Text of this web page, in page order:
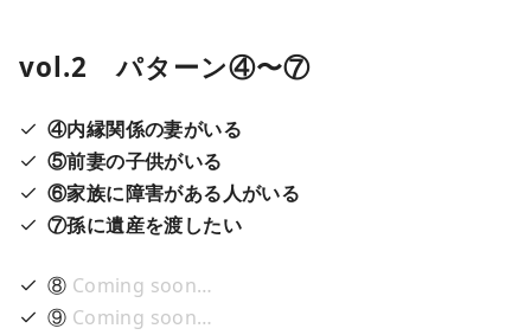
vol.2 パターン④〜⑦
④内縁関係の妻がいる
⑤前妻の子供がいる
⑥家族に障害がある人がいる
⑦孫に遺産を渡したい
⑧ Coming soon…
⑨ Coming soon…